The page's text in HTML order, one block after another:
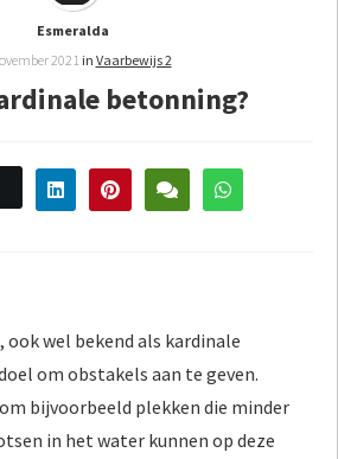
Esmeralda
2021 in Vaarbewijs 2
betonning?
wel bekend als kardinale
om obstakels aan te geven.
bijvoorbeeld plekken die minder
in het water kunnen op deze